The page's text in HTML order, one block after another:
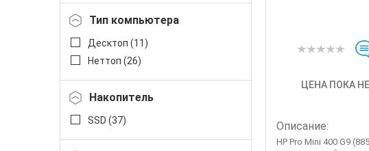
Тип компьютера
Десктоп (11)
Неттоп (26)
Накопитель
SSD (37)
ЦЕНА ПОКА
Описание:
HP Pro Mini 400 G9